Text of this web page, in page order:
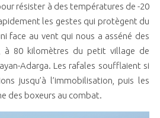
résister à des températures de -20
les gestes qui protègent du
face au vent qui nous a asséné des
à 80 kilomètres du petit village de
Adarga. Les rafales soufflaient si
jusqu’à l’immobilisation, puis les
des boxeurs au combat.